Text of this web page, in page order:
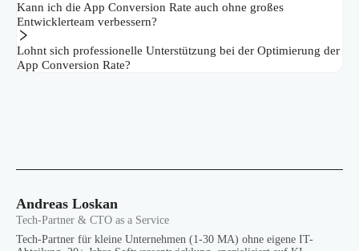
Kann ich die App Conversion Rate auch ohne großes
Entwicklerteam verbessern?
Lohnt sich professionelle Unterstützung bei der Optimierung der
App Conversion Rate?
Andreas Loskan
Tech-Partner & CTO as a Service
Tech-Partner für kleine Unternehmen (1-30 MA) ohne eigene IT-